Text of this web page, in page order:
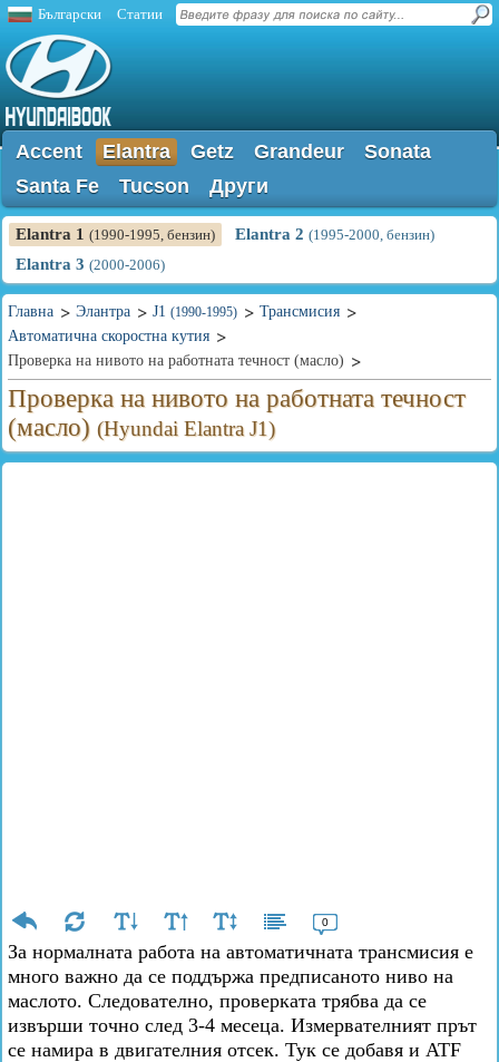
Български Статии
Accent Elantra Getz Grandeur
Sonata
Santa Fe
Tucson Други
Elantra 1 (1990-1995, бензин) Elantra 2 (1995-2000, бензин)
Elantra 3 (2000-2006)
Главна Элантра J1 (1990-1995)
Трансмисия
Автоматична скоростна кутия
Проверка на нивото на работната течност (масло)
Проверка на нивото на работната течност
(масло) (Hyundai Elantra J1)
0
За нормалната работа на автоматичната трансмисия е
много важно да се поддържа предписаното ниво на
маслото. Следователно, проверката трябва да се
извърши точно след 3-4 месеца. Измервателният прът
се намира в двигателния отсек. Тук се добавя и ATF